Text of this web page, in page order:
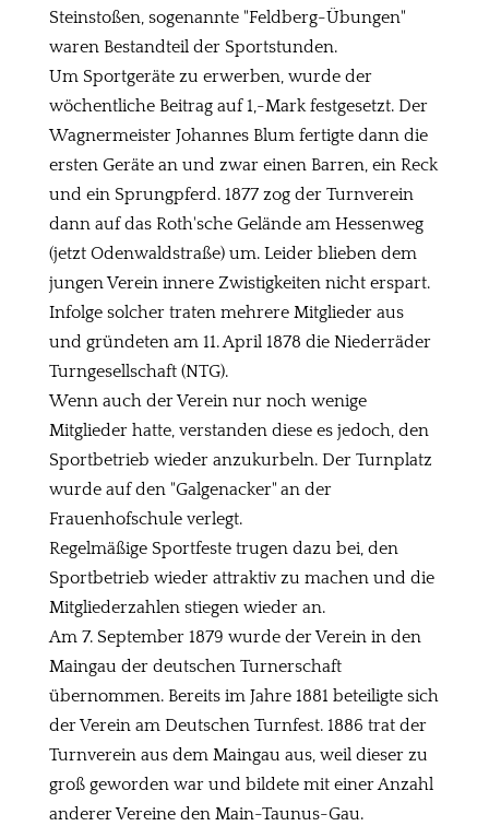
Steinstoßen, sogenannte "Feldberg-Übungen"
waren Bestandteil der Sportstunden.
Um Sportgeräte zu erwerben, wurde der
wöchentliche Beitrag auf 1,-Mark festgesetzt. Der
Wagnermeister Johannes Blum fertigte dann die
ersten Geräte an und zwar einen Barren, ein Reck
und ein Sprungpferd. 1877 zog der Turnverein
dann auf das Roth'sche Gelände am Hessenweg
(jetzt Odenwaldstraße) um. Leider blieben dem
jungen Verein innere Zwistigkeiten nicht erspart.
Infolge solcher traten mehrere Mitglieder aus
und gründeten am 11. April 1878 die Niederräder
Turngesellschaft (NTG).
Wenn auch der Verein nur noch wenige
Mitglieder hatte, verstanden diese es jedoch, den
Sportbetrieb wieder anzukurbeln. Der Turnplatz
wurde auf den "Galgenacker" an der
Frauenhofschule verlegt.
Regelmäßige Sportfeste trugen dazu bei, den
Sportbetrieb wieder attraktiv zu machen und die
Mitgliederzahlen stiegen wieder an.
Am 7. September 1879 wurde der Verein in den
Maingau der deutschen Turnerschaft
übernommen. Bereits im Jahre 1881 beteiligte sich
der Verein am Deutschen Turnfest. 1886 trat der
Turnverein aus dem Maingau aus, weil dieser zu
groß geworden war und bildete mit einer Anzahl
anderer Vereine den Main-Taunus-Gau.